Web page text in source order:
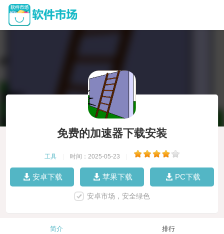
免费的加速器下载安装
工具 时间：2025-05-23
安卓下载 苹果下载 PC下载
安卓市场，安全绿色
简介 排行